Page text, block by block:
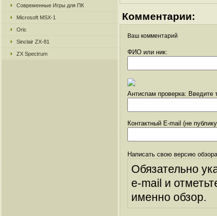
Современные Игры для ПК
Microsoft MSX-1
Oric
Sinclair ZX-81
ZX Spectrum
Комментарии:
Ваш комментарий
ФИО или ник:
Антиспам проверка: Введите
Контактный E-mail (не
Написать свою версию
Обязательно
e-mail и
именно обзор.